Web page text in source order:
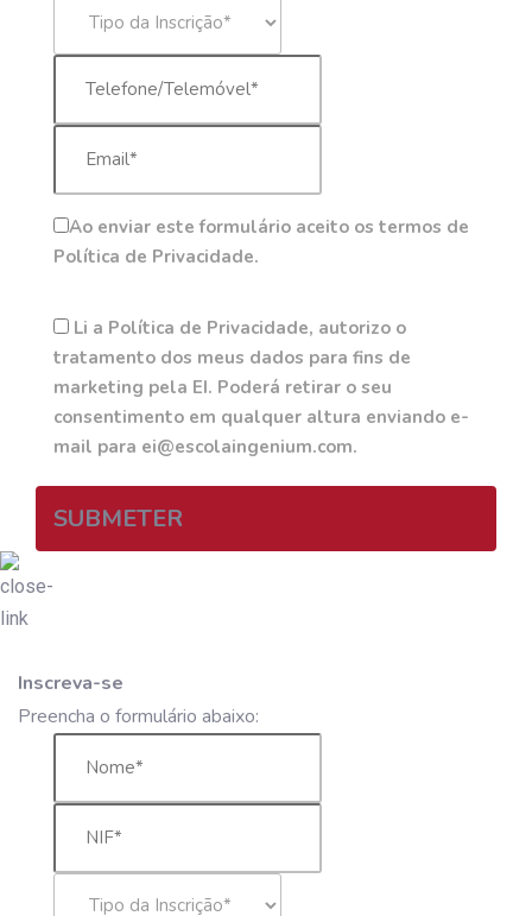
Ao enviar este formulário aceito os termos de
Política de Privacidade.
Li a Política de Privacidade, autorizo o
tratamento dos meus dados para fins de
marketing pela EI. Poderá retirar o seu
consentimento em qualquer altura enviando e-
mail para ei@escolaingenium.com.
SUBMETER
Inscreva-se
Preencha o formulário abaixo: